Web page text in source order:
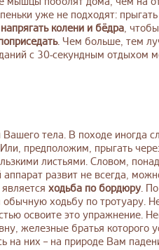
уже не подходят:
колени и бёдра,
. Чем больше, тем
с 30-секундным отдыхом
тела. В походе иногда
предположим, прыгать
листьями. Словом,
развит не всегда,
ходьба по бордюру.
ходьбу по тротуару.
освоите это упражнение.
железные братья которого
них – на природе Вам